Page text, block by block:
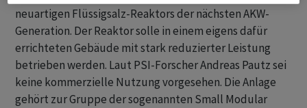
neuartigen Flüssigsalz-Reaktors der nächsten AKW-
Generation. Der Reaktor solle in einem eigens dafür
errichteten Gebäude mit stark reduzierter Leistung
betrieben werden. Laut PSI-Forscher Andreas Pautz sei
keine kommerzielle Nutzung vorgesehen. Die Anlage
gehört zur Gruppe der sogenannten Small Modular